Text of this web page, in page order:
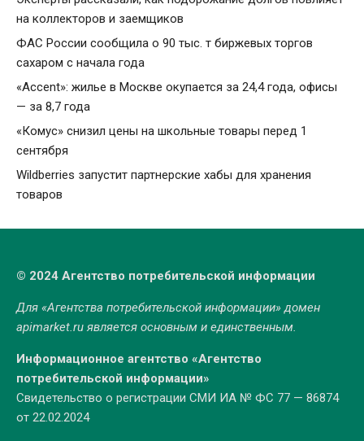
на коллекторов и заемщиков
ФАС России сообщила о 90 тыс. т биржевых торгов
сахаром с начала года
«Accent»: жилье в Москве окупается за 24,4 года, офисы
— за 8,7 года
«Комус» снизил цены на школьные товары перед 1
сентября
Wildberries запустит партнерские хабы для хранения
товаров
© 2024 Агентство потребительской информации
Для «Агентства потребительской информации» домен
apimarket.ruявляется основным и единственным.
Информационное агентство «Агентство
потребительской информации»
Свидетельство о регистрации СМИ ИА № ФС 77 — 86874
от 22.02.2024